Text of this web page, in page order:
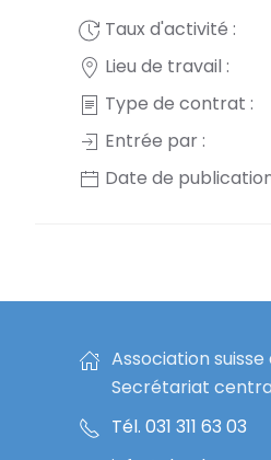
Taux d'activité :
Lieu de travail :
Type de contrat :
Entrée par :
Date de
Association
Secrétariat
Tél. 031 311 63 03